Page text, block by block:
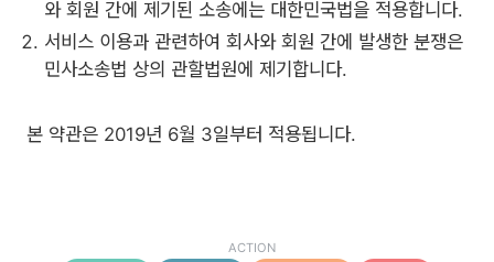
와 회원 간에 제기된 소송에는 대한민국법을 적용합니다.
서비스 이용과 관련하여 회사와 회원 간에 발생한 분쟁은
민사소송법 상의 관할법원에 제기합니다.
본 약관은 2019년 6월 3일부터 적용됩니다.
ACTION